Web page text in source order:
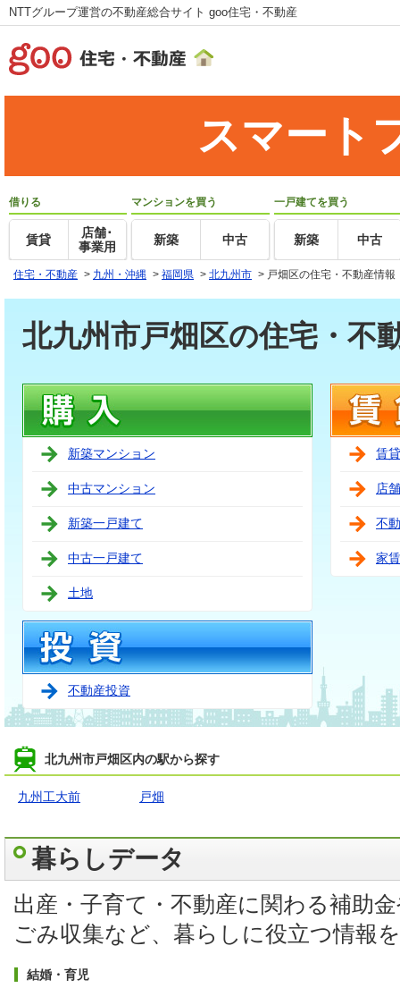
NTTグループ運営の不動産総合サイト goo住宅・不動産
スマート
借りる
賃貸
店舗･
事業用
マンションを買う
新築 中古
一戸建てを買う
新築 中古
住宅・不動産 > 九州・沖縄 > 福岡県 > 北九州市 > 戸畑区の住宅・不動産情報
北九州市戸畑区の住宅・不
新築マンション
中古マンション
新築一戸建て
中古一戸建て
土地
不動産投資
賃
店
不
家
北九州市戸畑区内の駅から探す
九州工大前 戸畑
暮らしデータ
出産・子育て・不動産に関わる補助
ごみ収集など、暮らしに役立つ情報
結婚・育児